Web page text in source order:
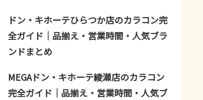
ドン・キホーテひらつか店のカラコン完
全ガイド｜品揃え・営業時間・人気ブラ
ンドまとめ
MEGAドン・キホーテ綾瀬店のカラコン
完全ガイド｜品揃え・営業時間・人気ブ